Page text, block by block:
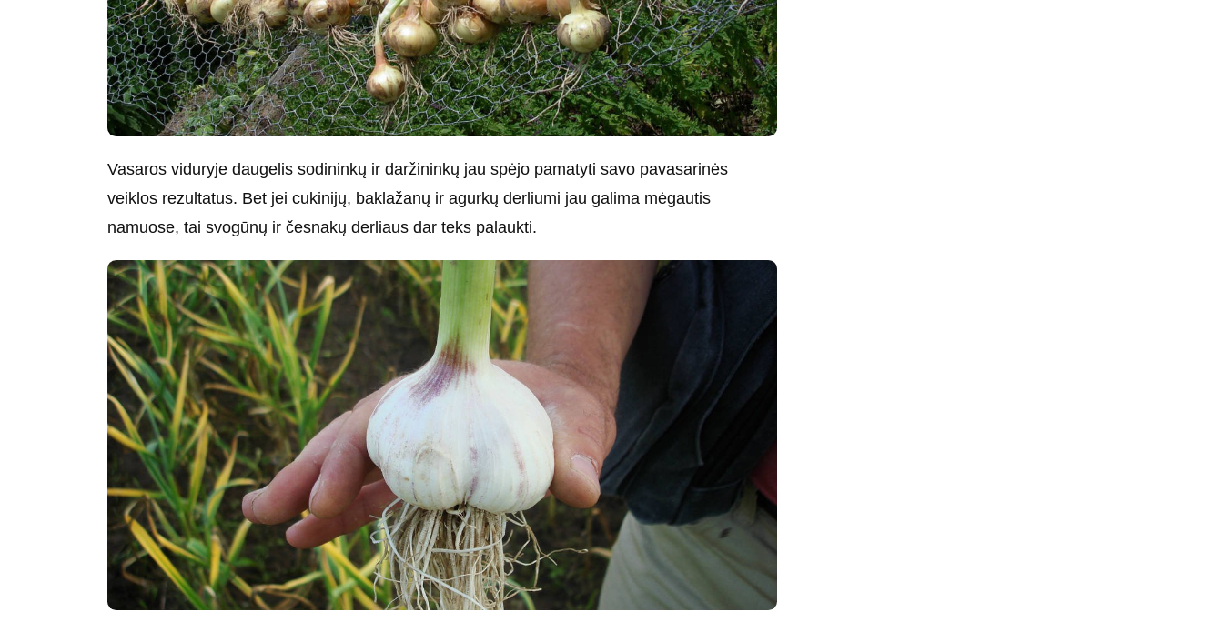
Vasaros viduryje daugelis sodininkų ir daržininkų jau spėjo pamatyti savo pavasarinės
veiklos rezultatus. Bet jei cukinijų, baklažanų ir agurkų derliumi jau galima mėgautis
namuose, tai svogūnų ir česnakų derliaus dar teks palaukti.